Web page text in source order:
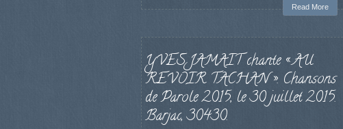
Read More
YVES JAMAIT chante « AU
REVOIR TACHAN ». Chansons
de Parole 2015, le 30 juillet 2015.
Barjac, 30430.